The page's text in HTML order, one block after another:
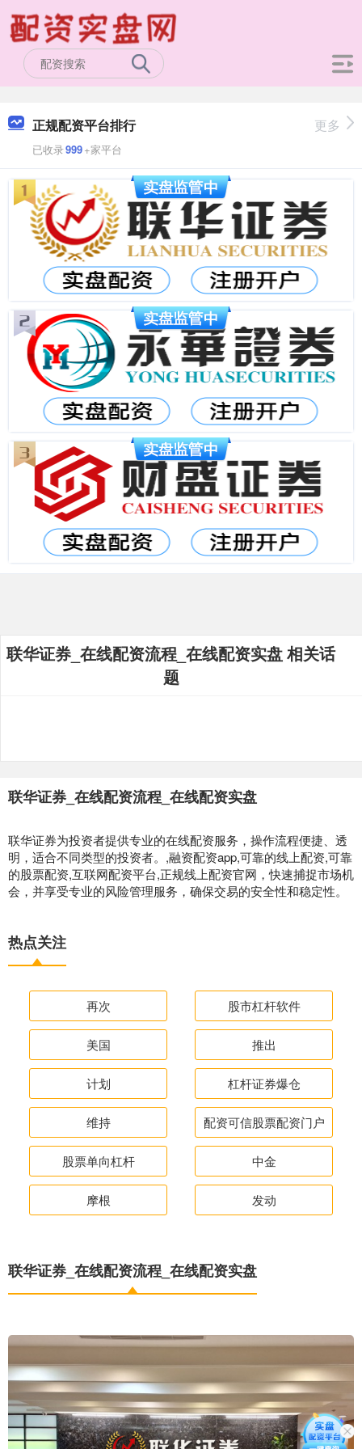
正规配资平台排行
已收录999+家平台
更多
联华证券_在线配资流程_在线配资实盘 相关话
题
联华证券_在线配资流程_在线配资实盘
联华证券为投资者提供专业的在线配资服务，操作流程便捷、透
明，适合不同类型的投资者。,融资配资app,可靠的线上配资,可靠
的股票配资,互联网配资平台,正规线上配资官网，快速捕捉市场机
会，并享受专业的风险管理服务，确保交易的安全性和稳定性。
热点关注
再次 股市杠杆软件
美国 推出
计划 杠杆证券爆仓
维持 配资可信股票配资门户
股票单向杠杆 中金
摩根 发动
联华证券_在线配资流程_在线配资实盘